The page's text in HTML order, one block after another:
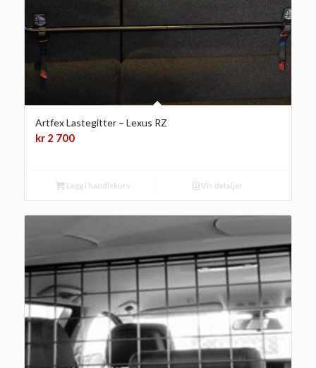
Artfex Lastegitter – Lexus RZ
kr2 700
Legg i handlekurv Vis detaljer